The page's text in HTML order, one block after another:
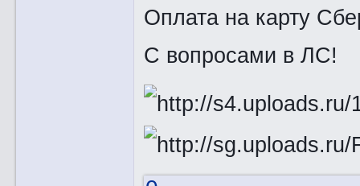
Оплата на карту
С вопросами в ЛС!